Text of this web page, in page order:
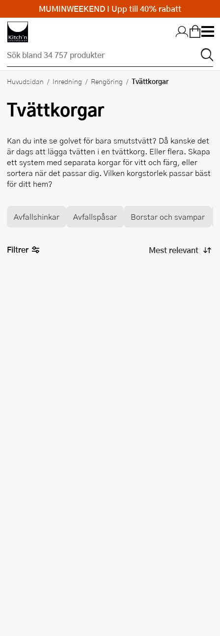
Hopp till huvudinnehållet
Huvudsidan Inredning Rengöring Tvättkorgar
Tvättkorgar
Kan du inte se golvet för bara smutstvätt? Då kanske det
är dags att lägga tvätten i en tvättkorg. Eller flera. Skapa
ett system med separata korgar för vitt och färg, eller
sortera när det passar dig. Vilken korgstorlek passar bäst
för ditt hem?
Avfallshinkar Avfallspåsar Borstar och svampar
Filtrer
MUMINWEEKEND I Upp till 40% rabatt